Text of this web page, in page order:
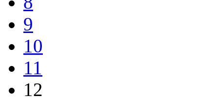
9
10
11
12